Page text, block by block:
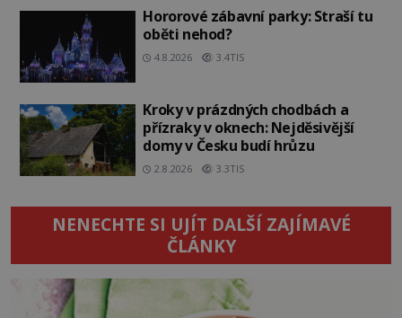
Hororové zábavní parky: Straší tu
oběti nehod?
4.8.2026 3.4TIS
Kroky v prázdných chodbách a
přízraky v oknech: Nejděsivější
domy v Česku budí hrůzu
2.8.2026 3.3TIS
NENECHTE SI UJÍT DALŠÍ ZAJÍMAVÉ
ČLÁNKY